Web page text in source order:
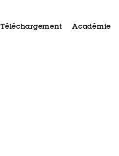
Téléchargement Académie